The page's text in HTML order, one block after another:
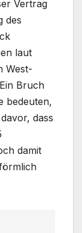
Vertrag
des
laut
West-
Bruch
bedeuten,
dass
damit